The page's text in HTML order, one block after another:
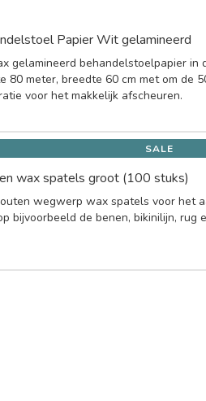
Papier Wit gelamineerd
gelamineerd behandelstoelpapier in
80 meter, breedte 60 cm met om de
voor het makkelijk afscheuren.
SALE
wax spatels groot (100 stuks)
wegwerp wax spatels voor het
bijvoorbeeld de benen, bikinilijn, rug